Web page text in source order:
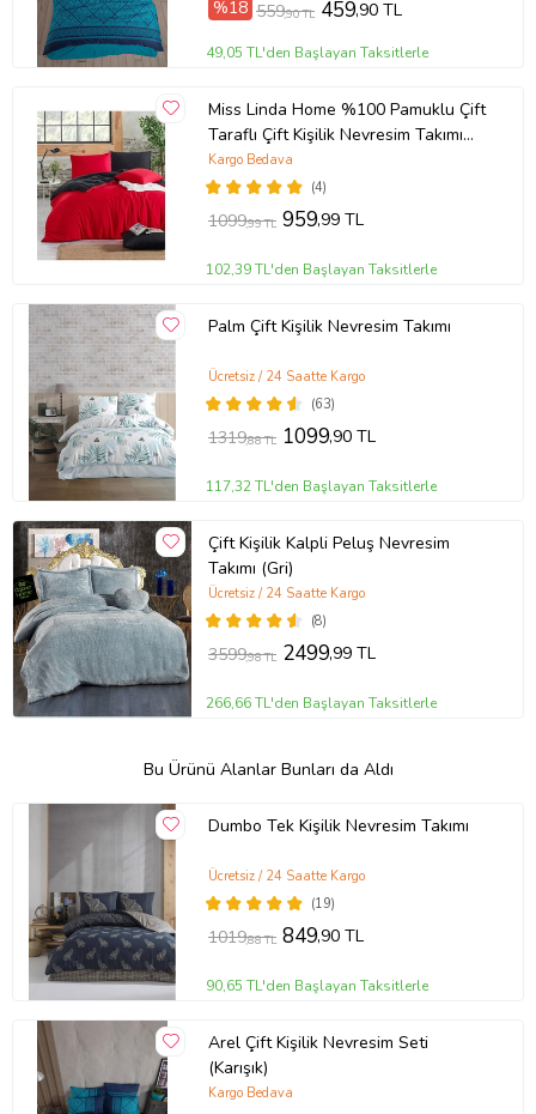
%18 559,90 TL 459,90 TL
49,05 TL'den Başlayan Taksitlerle
Miss Linda Home %100 Pamuklu Çift
Taraflı Çift Kişilik Nevresim Takımı
(Çok Renkli)
(4)
Kargo Bedava
1099,99 TL 959,99 TL
102,39 TL'den Başlayan Taksitlerle
Palm Çift Kişilik Nevresim Takımı
(63)
Ücretsiz / 24 Saatte Kargo
1319,88 TL 1099,90 TL
117,32 TL'den Başlayan Taksitlerle
Çift Kişilik Kalpli Peluş Nevresim
Takımı (Gri)
(8)
Ücretsiz / 24 Saatte Kargo
3599,98 TL 2499,99 TL
266,66 TL'den Başlayan Taksitlerle
Bu Ürünü Alanlar Bunları da Aldı
Dumbo Tek Kişilik Nevresim Takımı
(19)
Ücretsiz / 24 Saatte Kargo
1019,88 TL 849,90 TL
90,65 TL'den Başlayan Taksitlerle
Arel Çift Kişilik Nevresim Seti
(Karışık)
Kargo Bedava